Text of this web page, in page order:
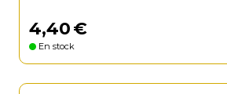
4,40€
En stock